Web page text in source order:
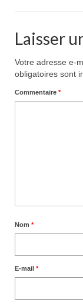
Laisser
Votre adresse e-
obligatoires sont
Commentaire *
Nom *
E-mail *